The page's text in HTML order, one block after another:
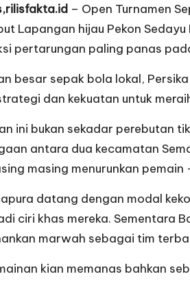
– Open Turnamen
Lapangan hijau Pekon
pertarungan paling panas
besar sepak bola lokal,
dan kekuatan untuk
ini bukan sekadar perebutan
antara dua kecamatan
masing menurunkan pemain
datang dengan modal
ciri khas mereka. Sementara
marwah sebagai tim
kian memanas bahkan